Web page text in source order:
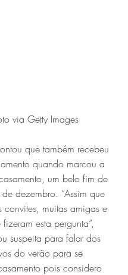
via Getty Images
que também recebeu
quando marcou a
um belo fim de
dezembro. “Assim que
convites, muitas amigas e
esta pergunta”,
suspeita para falar dos
do verão para se
pois considero